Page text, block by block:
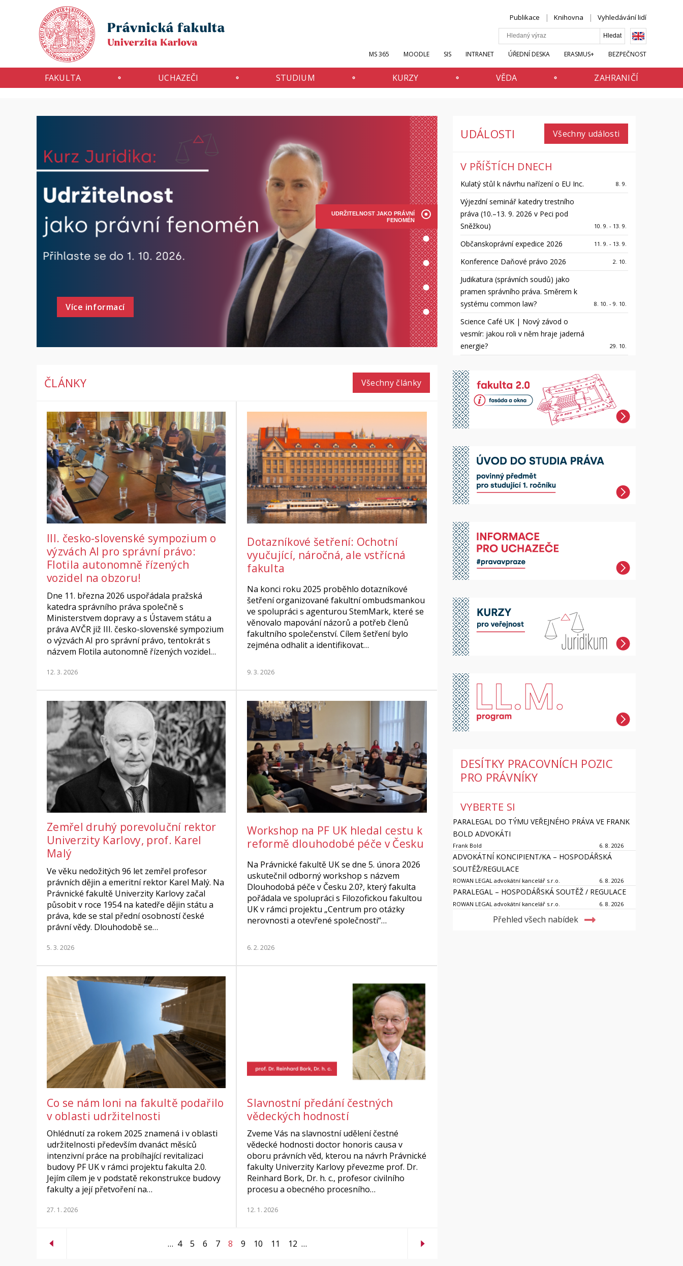
Publikace Knihovna Vyhledávání lidí
MS 365 MOODLE SIS INTRANET ÚŘEDNÍ DESKA ERASMUS+ BEZPEČNOST
FAKULTA UCHAZEČI STUDIUM KURZY VĚDA ZAHRANIČÍ
UDRŽITELNOST JAKO PRÁVNÍ
FENOMÉN
Více informací
ČLÁNKY Všechny články
III. česko-slovenské sympozium o
výzvách AI pro správní právo:
Flotila autonomně řízených
vozidel na obzoru!
Dne 11. března 2026 uspořádala pražská
katedra správního práva společně s
Ministerstvem dopravy a s Ústavem státu a
práva AVČR již III. česko-slovenské sympozium
o výzvách AI pro správní právo, tentokrát s
názvem Flotila autonomně řízených vozidel…
12. 3. 2026
Dotazníkové šetření: Ochotní
vyučující, náročná, ale vstřícná
fakulta
Na konci roku 2025 proběhlo dotazníkové
šetření organizované fakultní ombudsmankou
ve spolupráci s agenturou StemMark, které se
věnovalo mapování názorů a potřeb členů
fakultního společenství. Cílem šetření bylo
zejména odhalit a identifikovat…
9. 3. 2026
Zemřel druhý porevoluční rektor
Univerzity Karlovy, prof. Karel
Malý
Ve věku nedožitých 96 let zemřel profesor
právních dějin a emeritní rektor Karel Malý. Na
Právnické fakultě Univerzity Karlovy začal
působit v roce 1954 na katedře dějin státu a
práva, kde se stal přední osobností české
právní vědy. Dlouhodobě se…
5. 3. 2026
Workshop na PF UK hledal cestu k
reformě dlouhodobé péče v Česku
Na Právnické fakultě UK se dne 5. února 2026
uskutečnil odborný workshop s názvem
Dlouhodobá péče v Česku 2.0?, který fakulta
pořádala ve spolupráci s Filozofickou fakultou
UK v rámci projektu „Centrum pro otázky
nerovnosti a otevřené společnosti“…
6. 2. 2026
Co se nám loni na fakultě podařilo
v oblasti udržitelnosti
Ohlédnutí za rokem 2025 znamená i v oblasti
udržitelnosti především dvanáct měsíců
intenzivní práce na probíhající revitalizaci
budovy PF UK v rámci projektu fakulta 2.0.
Jejím cílem je v podstatě rekonstrukce budovy
fakulty a její přetvoření na…
27. 1. 2026
Slavnostní předání čestných
vědeckých hodností
Zveme Vás na slavnostní udělení čestné
vědecké hodnosti doctor honoris causa v
oboru právních věd, kterou na návrh Právnické
fakulty Univerzity Karlovy převezme prof. Dr.
Reinhard Bork, Dr. h. c., profesor civilního
procesu a obecného procesního…
12. 1. 2026
… 4 5 6 7 8 9 10 11 12 …
UDÁLOSTI Všechny události
V PŘÍŠTÍCH DNECH
Kulatý stůl k návrhu nařízení o EU Inc. 8. 9.
Výjezdní seminář katedry trestního
práva (10.–13. 9. 2026 v Peci pod
Sněžkou)
10. 9. - 13. 9.
Občanskoprávní expedice 2026 11. 9. - 13. 9.
Konference Daňové právo 2026 2. 10.
Judikatura (správních soudů) jako
pramen správního práva. Směrem k
systému common law?
8. 10. - 9. 10.
Science Café UK | Nový závod o
vesmír: jakou roli v něm hraje jaderná
energie?
29. 10.
DESÍTKY PRACOVNÍCH POZIC
PRO PRÁVNÍKY
VYBERTE SI
PARALEGAL DO TÝMU VEŘEJNÉHO PRÁVA VE FRANK
BOLD ADVOKÁTI
Frank Bold 6. 8. 2026
ADVOKÁTNÍ KONCIPIENT/KA – HOSPODÁŘSKÁ
SOUTĚŽ/REGULACE
ROWAN LEGAL advokátní kancelář s.r.o. 6. 8. 2026
PARALEGAL – HOSPODÁŘSKÁ SOUTĚŽ / REGULACE
ROWAN LEGAL advokátní kancelář s.r.o. 6. 8. 2026
Přehled všech nabídek